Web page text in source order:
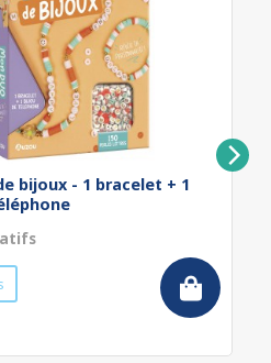
bijoux - 1 bracelet + 1